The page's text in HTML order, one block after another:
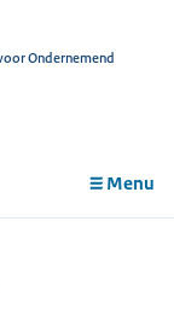
Ondernemend
Menu